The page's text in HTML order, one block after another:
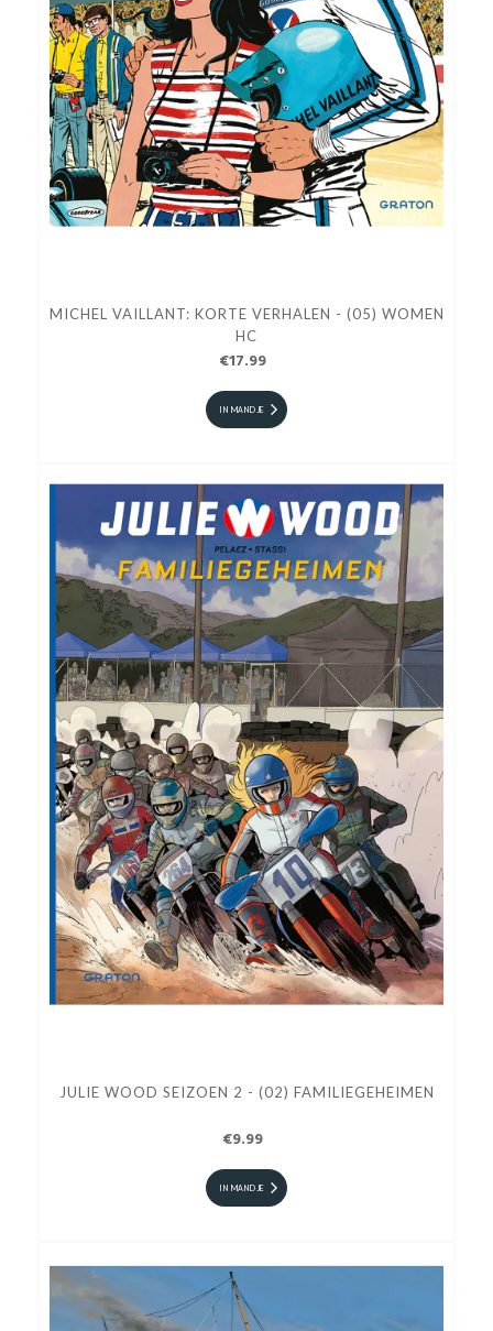
MICHEL VAILLANT: KORTE VERHALEN - (05) WOMEN
HC
€17.99
IN MANDJE
JULIE WOOD SEIZOEN 2 - (02) FAMILIEGEHEIMEN
€9.99
IN MANDJE